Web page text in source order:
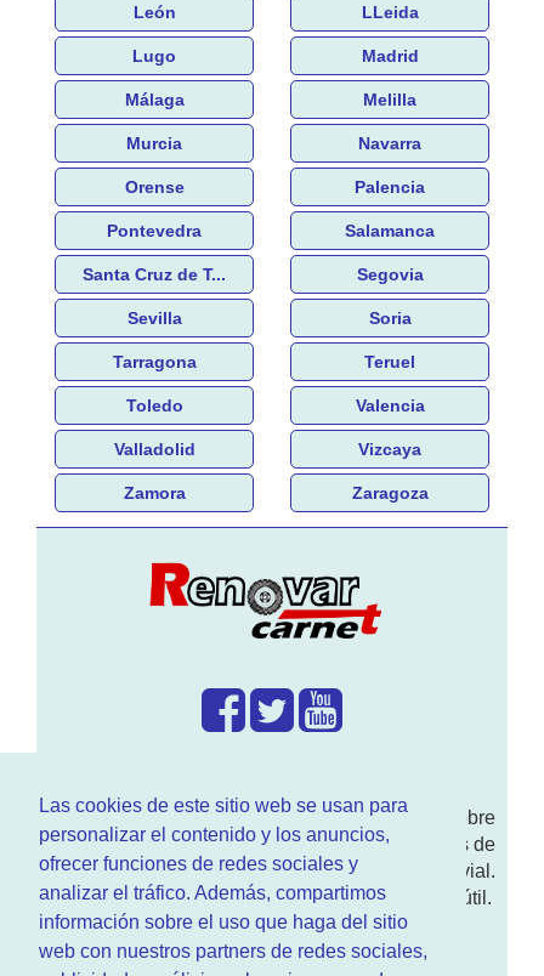
Las cookies de este sitio web se usan para
personalizar el contenido y los anuncios,
ofrecer funciones de redes sociales y
analizar el tráfico. Además, compartimos
información sobre el uso que haga del sitio
web con nuestros partners de redes sociales,
León LLeida
Lugo Madrid
Málaga Melilla
Murcia Navarra
Orense Palencia
Pontevedra Salamanca
Santa Cruz de T... Segovia
Sevilla Soria
Tarragona Teruel
Toledo Valencia
Valladolid Vizcaya
Zamora Zaragoza
Enwww.RenovarCarnet.comTe contamos sobre
larenovación del permisode conducir, noticias de
actualidad motor y sobre todo seguridad vial.
Ademas tenemos todo tipo de información DGT útil.
¿Quienes somos?